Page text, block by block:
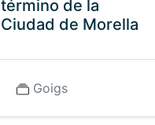
término de la
Ciudad de Morella
Goigs